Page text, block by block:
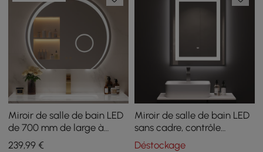
Miroir de salle de bain LED
de 700 mm de large à
intensité variable avec
239,99 €
Miroir de salle de bain LED
sans cadre, contrôle
gestuel, antibuée et haut-
Déstockage